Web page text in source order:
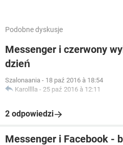
Podobne dyskusje
Messenger i czerwony
dzień
Szalonaania - 18 paź 2016 à 18:54
Karolllla - 25 paź 2016 à 12:11
2 odpowiedzi
Messenger i Facebook -